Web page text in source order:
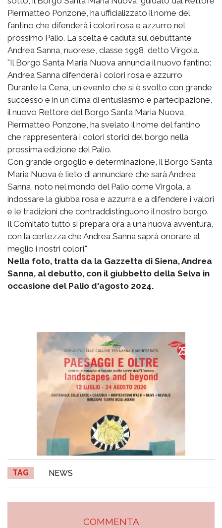
Piermatteo Ponzone, ha ufficializzato il nome del
fantino che difenderà i colori rosa e azzurro nel
prossimo Palio. La scelta è caduta sul debuttante
Andrea Sanna, nuorese, classe 1998, detto Virgola.
"Il Borgo Santa Maria Nuova annuncia il nuovo fantino:
Andrea Sanna difenderà i colori rosa e azzurro
Durante la Cena, un evento che si è svolto con grande
successo e in un clima di entusiasmo e partecipazione,
il nuovo Rettore del Borgo Santa Maria Nuova,
Piermatteo Ponzone, ha svelato il nome del fantino
che rappresenterà i colori storici del borgo nella
prossima edizione del Palio.
Con grande orgoglio e determinazione, il Borgo Santa
Maria Nuova è lieto di annunciare che sarà Andrea
Sanna, noto nel mondo del Palio come Virgola, a
indossare la giubba rosa e azzurra e a difendere i valori
e le tradizioni che contraddistinguono il nostro borgo.
Il Comitato tutto si prepara ora a una nuova avventura,
con la certezza che Andrea Sanna saprà onorare al
meglio i nostri colori."
Nella foto, tratta da la Gazzetta di Siena, Andrea
Sanna, al debutto, con il giubbetto della Selva in
occasione del Palio d'agosto 2024.
TAG NEWS
COMMENTA